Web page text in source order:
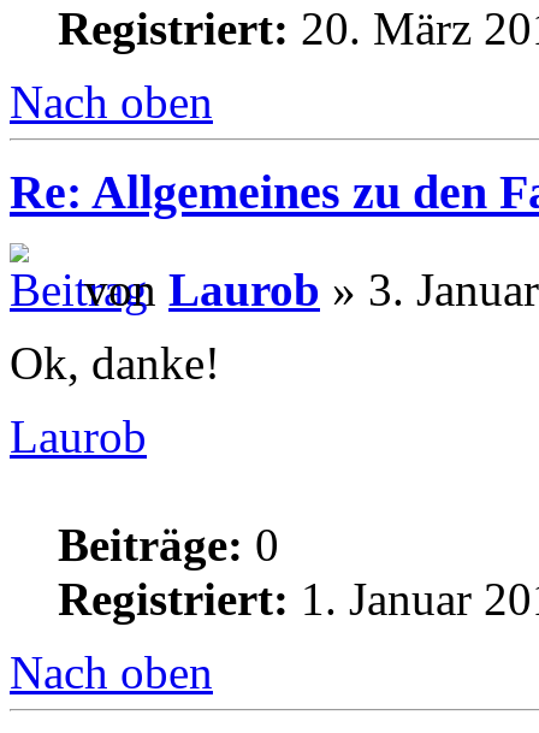
Registriert: 20. März
Nach oben
Re: Allgemeines zu den
von Laurob » 3.
Ok, danke!
Laurob
Beiträge: 0
Registriert: 1. Januar
Nach oben